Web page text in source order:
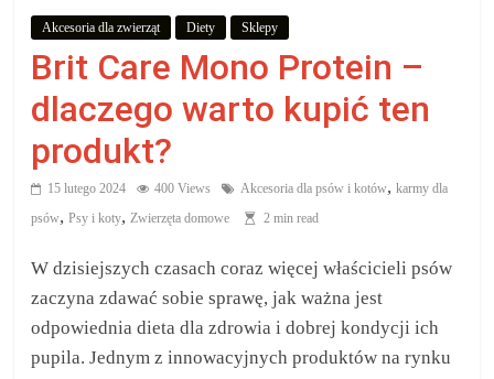
co
kupić.
Poznaj
co
kupić,
jak
gdzie
Akcesoria dla zwierząt Diety Sklepy
Brit Care Mono Protein –
dlaczego warto kupić ten
produkt?
15 lutego 2024 400 Views Akcesoria dla psów i kotów,karmy dla
psów,Psy i koty,Zwierzęta domowe 2 min read
W dzisiejszych czasach coraz więcej właścicieli psów
zaczyna zdawać sobie sprawę, jak ważna jest
odpowiednia dieta dla zdrowia i dobrej kondycji ich
pupila. Jednym z innowacyjnych produktów na rynku